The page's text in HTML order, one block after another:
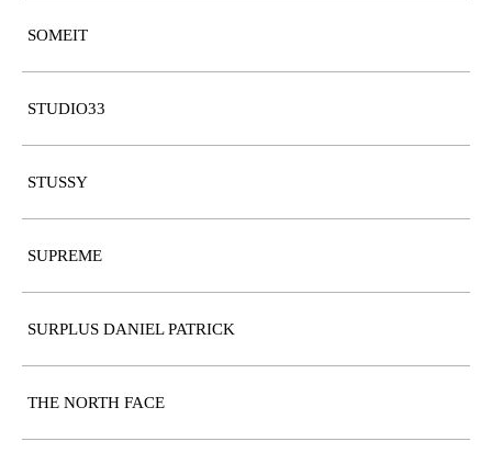
SOMEIT
STUDIO33
STUSSY
SUPREME
SURPLUS DANIEL PATRICK
THE NORTH FACE